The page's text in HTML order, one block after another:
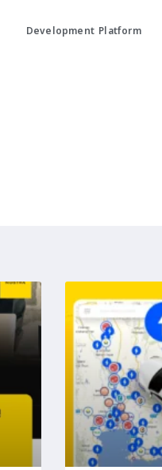
Development Platform